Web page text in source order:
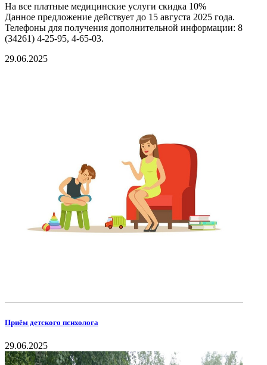
На все платные медицинские услуги скидка 10%
Данное предложение действует до 15 августа 2025 года.
Телефоны для получения дополнительной информации: 8
(34261) 4-25-95, 4-65-03.
29.06.2025
Приём детского психолога
29.06.2025